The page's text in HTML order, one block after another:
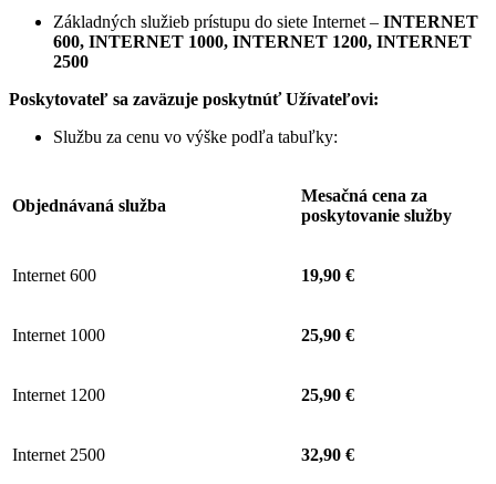
Základných služieb prístupu do siete Internet – INTERNET
600, INTERNET 1000, INTERNET 1200, INTERNET
2500
Poskytovateľ sa zaväzuje poskytnúť Užívateľovi:
Službu za cenu vo výške podľa tabuľky:
Objednávaná služba
Mesačná cena za
poskytovanie služby
Internet 600 19,90 €
Internet 1000 25,90 €
Internet 1200 25,90 €
Internet 2500 32,90 €